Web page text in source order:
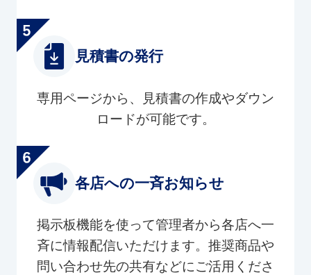
見積書の発行
専用ページから、見積書の作成やダウン
ロードが可能です。
各店への一斉お知らせ
掲示板機能を使って管理者から各店へ一
斉に情報配信いただけます。推奨商品や
問い合わせ先の共有などにご活用くださ